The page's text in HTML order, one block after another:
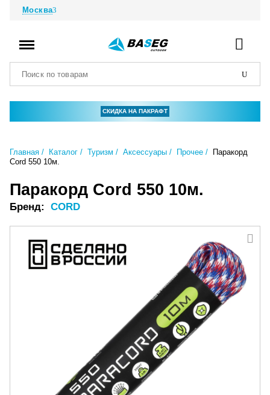
Москва
СКИДКА НА ПАКРАФТ
Главная Каталог Туризм Аксессуары Прочее
Паракорд
Cord 550 10м.
Паракорд Cord 550 10м.
Бренд: CORD